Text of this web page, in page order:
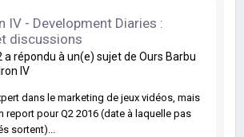
IV - Development Diaries :
discussions
a répondu à un(e) sujet de Ours Barbu
IV
dans le marketing de jeux vidéos, mais
report pour Q2 2016 (date à laquelle pas
sortent)...